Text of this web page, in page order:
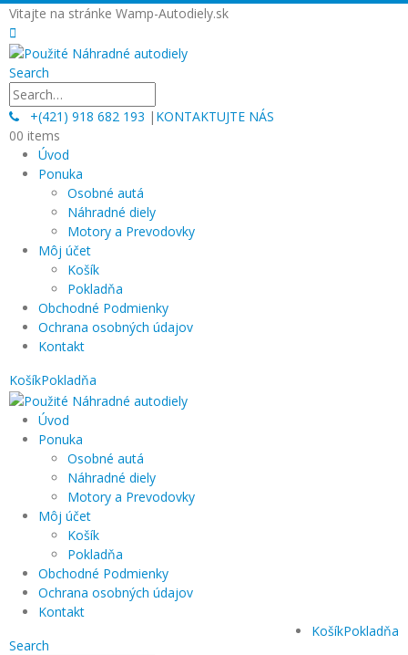
Vitajte na stránke Wamp-Autodiely.sk
Search
+(421) 918 682 193 | KONTAKTUJTE NÁS
00 items
Úvod
Ponuka
Osobné autá
Náhradné diely
Motory a Prevodovky
Môj účet
Košík
Pokladňa
Obchodné Podmienky
Ochrana osobných údajov
Kontakt
KošíkPokladňa
Úvod
Ponuka
Osobné autá
Náhradné diely
Motory a Prevodovky
Môj účet
Košík
Pokladňa
Obchodné Podmienky
Ochrana osobných údajov
Kontakt
KošíkPokladňa
Search